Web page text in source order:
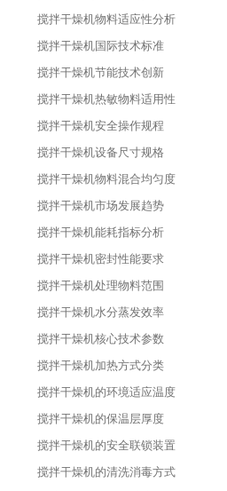
搅拌干燥机物料适应性分析
搅拌干燥机国际技术标准
搅拌干燥机节能技术创新
搅拌干燥机热敏物料适用性
搅拌干燥机安全操作规程
搅拌干燥机设备尺寸规格
搅拌干燥机物料混合均匀度
搅拌干燥机市场发展趋势
搅拌干燥机能耗指标分析
搅拌干燥机密封性能要求
搅拌干燥机处理物料范围
搅拌干燥机水分蒸发效率
搅拌干燥机核心技术参数
搅拌干燥机加热方式分类
搅拌干燥机的环境适应温度
搅拌干燥机的保温层厚度
搅拌干燥机的安全联锁装置
搅拌干燥机的清洗消毒方式